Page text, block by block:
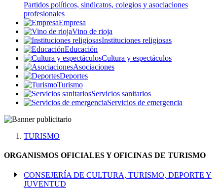
Partidos políticos, sindicatos, colegios y asociaciones
profesionales
Empresa
Vino de rioja
Instituciones religiosas
Educación
Cultura y espectáculos
Asociaciones
Deportes
Turismo
Servicios sanitarios
Servicios de emergencia
TURISMO
ORGANISMOS OFICIALES Y OFICINAS DE TURISMO
CONSEJERÍA DE CULTURA, TURISMO, DEPORTE Y
JUVENTUD